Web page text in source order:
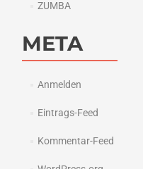
ZUMBA
META
Anmelden
Eintrags-Feed
Kommentar-Feed